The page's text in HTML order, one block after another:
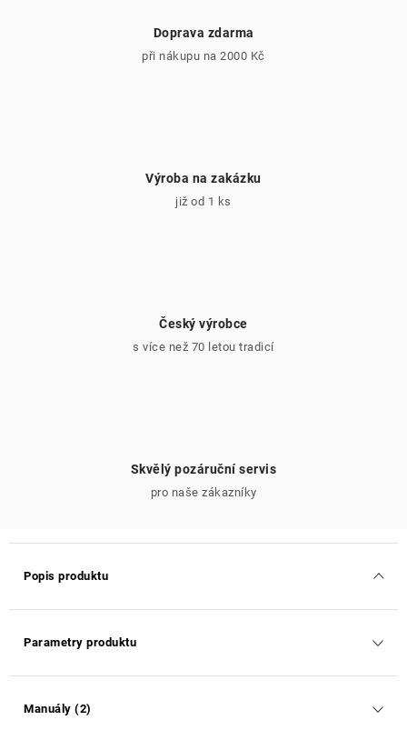
Doprava zdarma
při nákupu na 2000 Kč
Výroba na zakázku
již od 1 ks
Český výrobce
s více než 70 letou tradicí
Skvělý pozáruční servis
pro naše zákazníky
Popis produktu
Parametry produktu
Manuály (2)